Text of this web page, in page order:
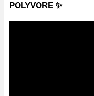
POLYVORE ✨